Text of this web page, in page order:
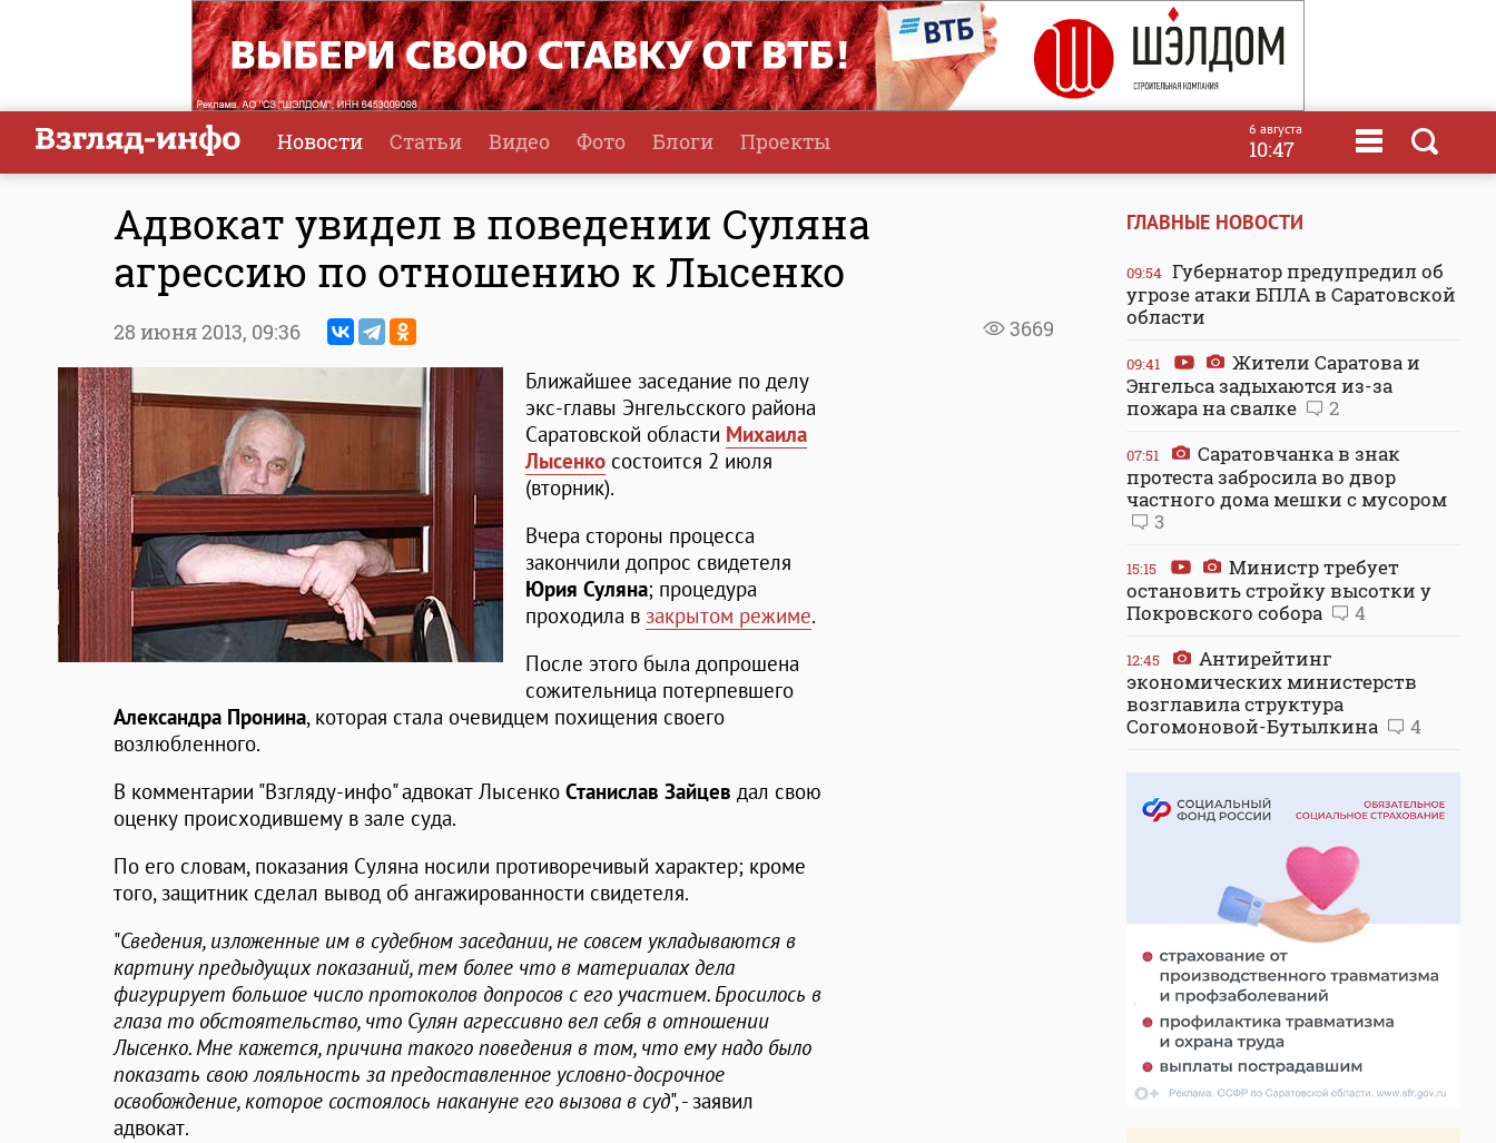
Новости Статьи Видео Фото Блоги Проекты 6 августа
10:47
Адвокат увидел в поведении Суляна
агрессию по отношению к Лысенко
3669
28 июня 2013, 09:36
Ближайшее заседание по делу
экс-главы Энгельсского района
Саратовской области Михаила
Лысенко состоится 2 июля
(вторник).
Вчера стороны процесса
закончили допрос свидетеля
Юрия Суляна; процедура
проходила в закрытом режиме.
После этого была допрошена
сожительница потерпевшего
Александра Пронина, которая стала очевидцем похищения своего
возлюбленного.
В комментарии "Взгляду-инфо" адвокат Лысенко Станислав Зайцев дал свою
оценку происходившему в зале суда.
По его словам, показания Суляна носили противоречивый характер; кроме
того, защитник сделал вывод об ангажированности свидетеля.
"Сведения, изложенные им в судебном заседании, не совсем укладываются в
картину предыдущих показаний, тем более что в материалах дела
фигурирует большое число протоколов допросов с его участием. Бросилось в
глаза то обстоятельство, что Сулян агрессивно вел себя в отношении
Лысенко. Мне кажется, причина такого поведения в том, что ему надо было
показать свою лояльность за предоставленное условно-досрочное
освобождение, которое состоялось накануне его вызова в суд", - заявил
адвокат.
ГЛАВНЫЕ НОВОСТИ
09:54 Губернатор предупредил об
угрозе атаки БПЛА в Саратовской
области
09:41
Жители Саратова и
Энгельса задыхаются из-за
пожара на свалке
2
07:51
Саратовчанка в знак
протеста забросила во двор
частного дома мешки с мусором
3
15:15
Министр требует
остановить стройку высотки у
Покровского собора
4
12:45
Антирейтинг
экономических министерств
возглавила структура
Согомоновой-Бутылкина
4